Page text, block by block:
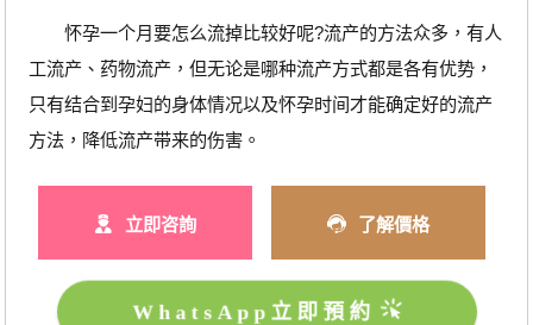
怀孕一个月要怎么流掉比较好呢?流产的方法众多，有人
工流产、药物流产，但无论是哪种流产方式都是各有优势，
只有结合到孕妇的身体情况以及怀孕时间才能确定好的流产
方法，降低流产带来的伤害。
立即咨詢 了解價格
WhatsApp立即預約